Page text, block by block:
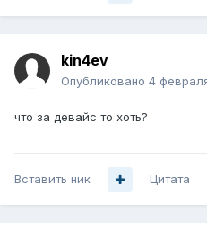
kin4ev
Опубликовано 4
что за девайс то хоть?
Вставить ник Цитата